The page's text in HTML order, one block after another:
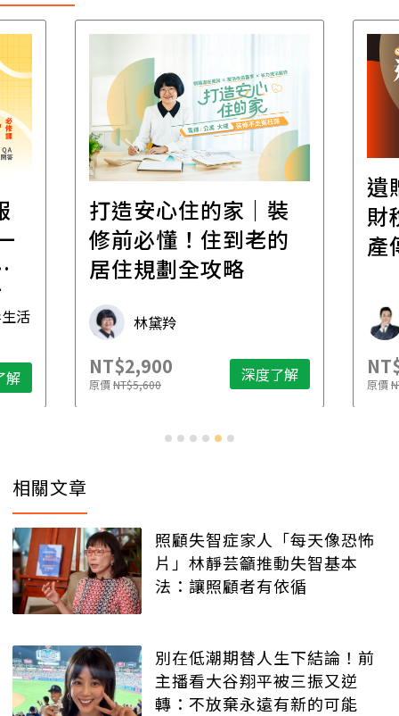
活
解
打造安心住的家｜裝
修前必懂！住到老的
居住規劃全攻略
林黛羚
NT$2,900
原價NT$5,600 深度了解
遺
財
產
原價
相關文章
照顧失智症家人「每天像恐怖
片」林靜芸籲推動失智基本
法：讓照顧者有依循
別在低潮期替人生下結論！前
主播看大谷翔平被三振又逆
轉：不放棄永遠有新的可能